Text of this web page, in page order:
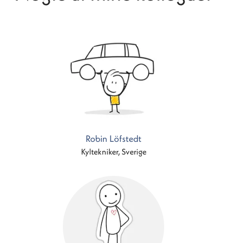
Robin Löfstedt
Kyltekniker, Sverige